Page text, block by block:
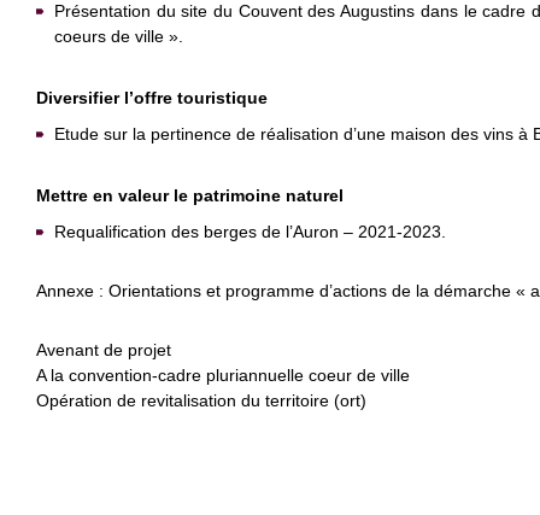
Présentation du site du Couvent des Augustins dans le cadre
coeurs de ville ».
Diversifier l’offre touristique
Etude sur la pertinence de réalisation d’une maison des vins à
Mettre en valeur le patrimoine naturel
Requalification des berges de l’Auron – 2021-2023.
Annexe : Orientations et programme d’actions de la démarche «
Avenant de projet
A la convention-cadre pluriannuelle coeur de ville
Opération de revitalisation du territoire (ort)